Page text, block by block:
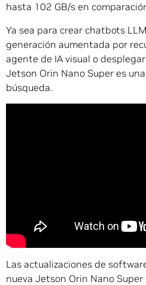
hasta 102 GB/s en
Ya sea para crear chatbots
generación aumentada por
agente de IA visual o
Jetson Orin Nano Super es
búsqueda.
Las actualizaciones de
nueva Jetson Orin Nano